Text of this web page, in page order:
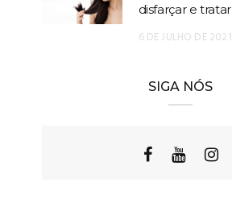
disfarçar e tratar
6 DE JULHO DE 2021
SIGA NÓS